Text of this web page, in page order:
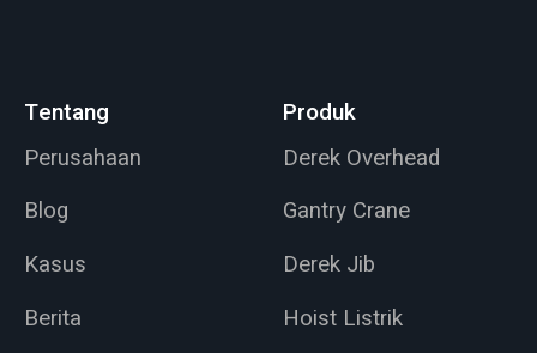
Tentang
Perusahaan
Blog
Kasus
Berita
Produk
Derek Overhead
Gantry Crane
Derek Jib
Hoist Listrik